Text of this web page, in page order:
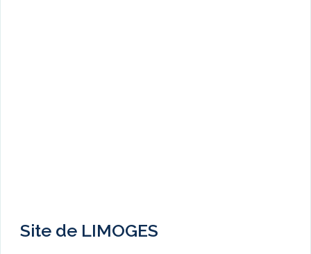
Site de LIMOGES